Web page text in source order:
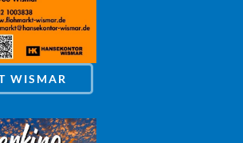
WISMAR